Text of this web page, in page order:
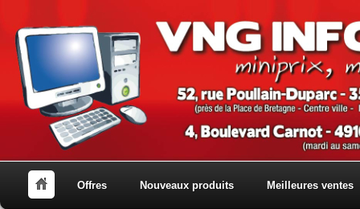
Offres Nouveaux produits Meilleures ventes